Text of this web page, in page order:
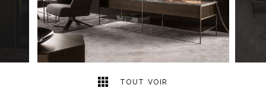
TOUT VOIR